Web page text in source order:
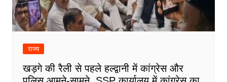
राज्य
खड़गे की रैली से पहले हल्द्वानी में कांग्रेस और